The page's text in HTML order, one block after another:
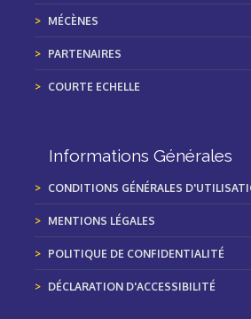
MÉCÈNES
PARTENAIRES
COURTE ECHELLE
Informations Générales
CONDITIONS GÉNÉRALES
MENTIONS LÉGALES
POLITIQUE DE CONFIDENTIALITÉ
DÉCLARATION D'ACCESSIBILITÉ